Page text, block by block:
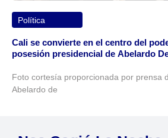
Política
Cali se convierte en el centro del
posesión presidencial de Abelardo
Foto cortesía proporcionada por prensa
Abelardo de